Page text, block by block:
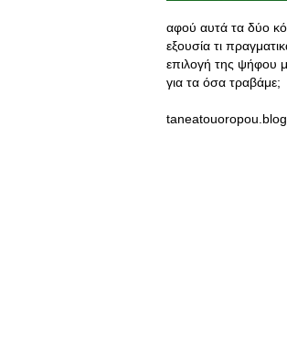
αφού αυτά τα δύο
εξουσία τι
επιλογή της ψήφου
για τα όσα τραβάμε;